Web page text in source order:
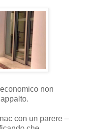
non
con un parere –